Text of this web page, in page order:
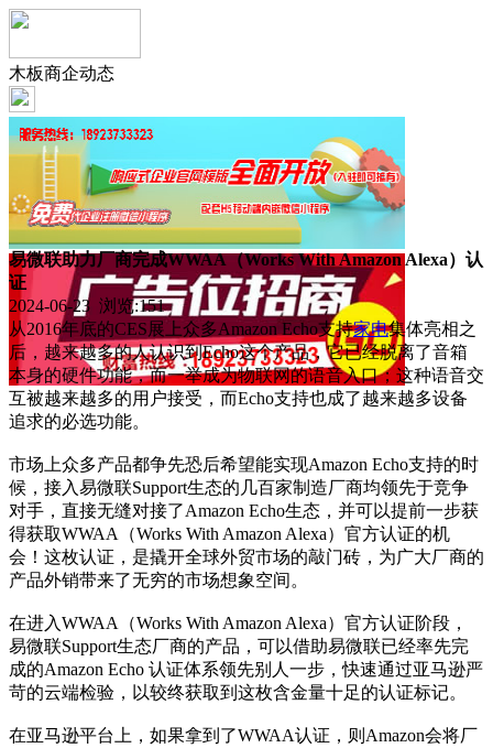
木板商企动态
易微联助力厂商完成WWAA（Works With Amazon Alexa）认
证
2024-06-23 浏览:151
从2016年底的CES展上众多Amazon Echo支持家电集体亮相之
后，越来越多的人认识到Echo这个产品，它已经脱离了音箱
本身的硬件功能，而一举成为物联网的语音入口；这种语音交
互被越来越多的用户接受，而Echo支持也成了越来越多设备
追求的必选功能。
市场上众多产品都争先恐后希望能实现Amazon Echo支持的时
候，接入易微联Support生态的几百家制造厂商均领先于竞争
对手，直接无缝对接了Amazon Echo生态，并可以提前一步获
得获取WWAA（Works With Amazon Alexa）官方认证的机
会！这枚认证，是撬开全球外贸市场的敲门砖，为广大厂商的
产品外销带来了无穷的市场想象空间。
在进入WWAA（Works With Amazon Alexa）官方认证阶段，
易微联Support生态厂商的产品，可以借助易微联已经率先完
成的Amazon Echo 认证体系领先别人一步，快速通过亚马逊严
苛的云端检验，以较终获取到这枚含金量十足的认证标记。
在亚马逊平台上，如果拿到了WWAA认证，则Amazon会将厂